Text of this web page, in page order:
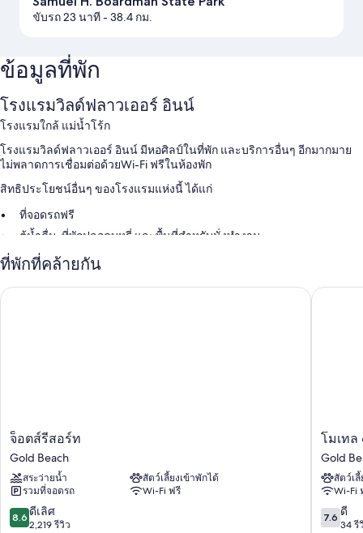
ขับรถ 23 นาที- 38.4 กม.
ข้อมูลที่พัก
โรงแรมวิลด์ฟลาวเออร์ อินน์
โรงแรมใกล้ แม่น้ำโร้ก
โรงแรมวิลด์ฟลาวเออร์ อินน์ มีหอศิลป์ในที่พัก และบริการอื่นๆ อีกมากมาย
ไม่พลาดการเชื่อมต่อด้วยWi-Fi ฟรีในห้องพัก
สิทธิประโยชน์อื่นๆ ของโรงแรมแห่งนี้ ได้แก่
ที่จอดรถฟรี
ตู้น้ำดื่ม, ที่พักปลอดบุหรี่ และพื้นที่สำหรับนั่งทำงาน
สิ่งอำนวยความสะดวกในห้องพัก
ห้องพักทั้งหมดที่ โรงแรมวิลด์ฟลาวเออร์ อินน์ มีจุดเด่นด้านความสะดวก
ที่พักที่คล้ายกัน
จ็อตส์
รีสอร์ท
Gold
Beach
จ็อตส์รีสอร์ท
Gold Beach
สระว่ายน้ำ
สัตว์เลี้ยงเข้าพักได้
รวมที่จอดรถ
Wi-Fi ฟรี
8.6
จาก
8.6 ดีเลิศ
2,219 รีวิว
จ็อตส์รีสอร์ท
โม
เทล
6
โกลด์
บีช,
โอ
เร
โมเทล
Gold
สัตว์เ
Wi-Fi
7.6
จาก
7.6 ดี
34 รี
โมเทล 6